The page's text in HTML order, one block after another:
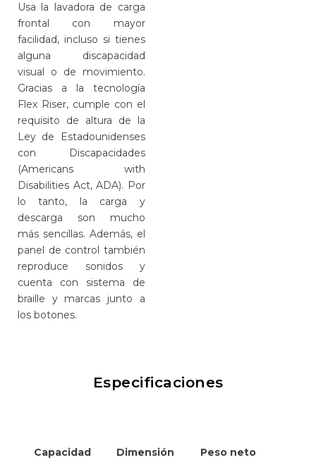
Usa la lavadora de carga
frontal con mayor
facilidad, incluso si tienes
alguna discapacidad
visual o de movimiento.
Gracias a la tecnología
Flex Riser, cumple con el
requisito de altura de la
Ley de Estadounidenses
con Discapacidades
(Americans with
Disabilities Act, ADA). Por
lo tanto, la carga y
descarga son mucho
más sencillas. Además, el
panel de control también
reproduce sonidos y
cuenta con sistema de
braille y marcas junto a
los botones.
Especificaciones
Capacidad
Dimensión
Peso neto